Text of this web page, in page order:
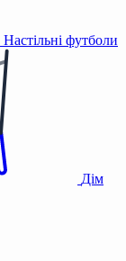
Настільні футболи
Дім